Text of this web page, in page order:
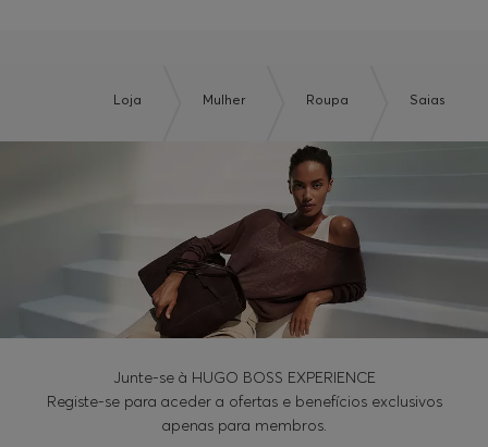
Loja Mulher Roupa Saias
Junte-se à HUGO BOSS EXPERIENCE
Registe-se para aceder a ofertas e benefícios exclusivos
apenas para membros.